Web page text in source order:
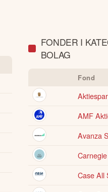
FONDER I
BOLAG
Fond
AMF
Avanza
Case All